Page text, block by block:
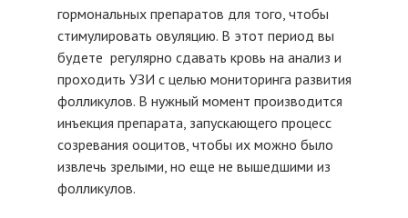
гормональных препаратов для того, чтобы
стимулировать овуляцию. В этот период вы
будете регулярно сдавать кровь на анализ и
проходить УЗИ с целью мониторинга развития
фолликулов. В нужный момент производится
инъекция препарата, запускающего процесс
созревания ооцитов, чтобы их можно было
извлечь зрелыми, но еще не вышедшими из
фолликулов.